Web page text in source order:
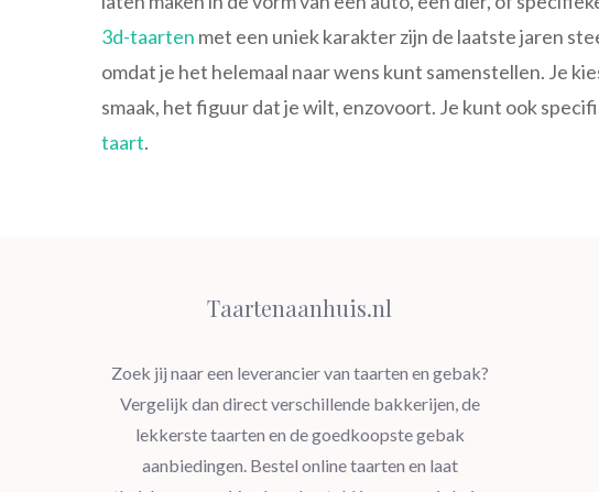
3d-taarten met een uniek karakter zijn de laatste jaren
omdat je het helemaal naar wens kunt samenstellen. Je
smaak, het figuur dat je wilt, enzovoort. Je kunt ook
taart.
Taartenaanhuis.nl
Zoek jij naar een leverancier van taarten en gebak?
Vergelijk dan direct verschillende bakkerijen, de
lekkerste taarten en de goedkoopste gebak
aanbiedingen. Bestel online taarten en laat